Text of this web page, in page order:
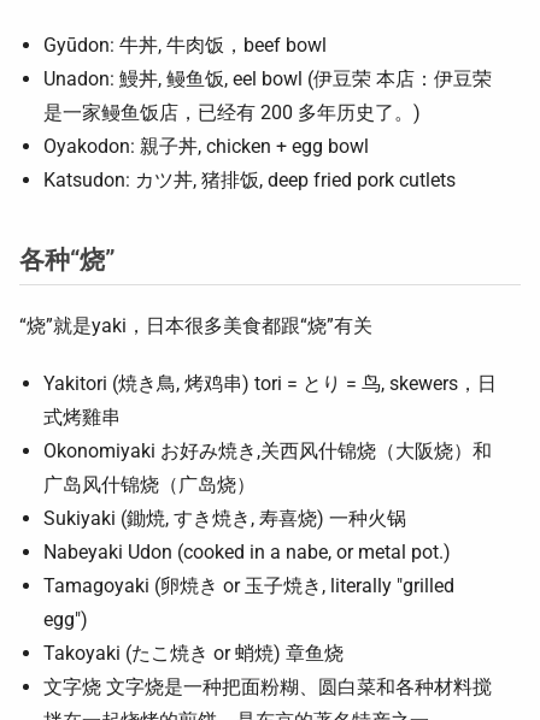
Gyūdon: 牛丼, 牛肉饭，beef bowl
Unadon: 鰻丼, 鳗鱼饭, eel bowl (伊豆荣 本店：伊豆荣
是一家鳗鱼饭店，已经有 200 多年历史了。)
Oyakodon: 親子丼, chicken + egg bowl
Katsudon: カツ丼, 猪排饭, deep fried pork cutlets
各种“烧”
“烧”就是yaki，日本很多美食都跟“烧”有关
Yakitori (焼き鳥, 烤鸡串) tori = とり = 鸟, skewers，日
式烤雞串
Okonomiyaki お好み焼き,关西风什锦烧（大阪烧）和
广岛风什锦烧（广岛烧）
Sukiyaki (鋤焼, すき焼き, 寿喜烧) 一种火锅
Nabeyaki Udon (cooked in a nabe, or metal pot.)
Tamagoyaki (卵焼き or 玉子焼き, literally "grilled
egg")
Takoyaki (たこ焼き or 蛸焼) 章鱼烧
文字烧 文字烧是一种把面粉糊、圆白菜和各种材料搅